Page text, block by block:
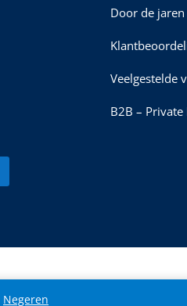
Negeren
Door de jaren
Veelgestelde
B2B –